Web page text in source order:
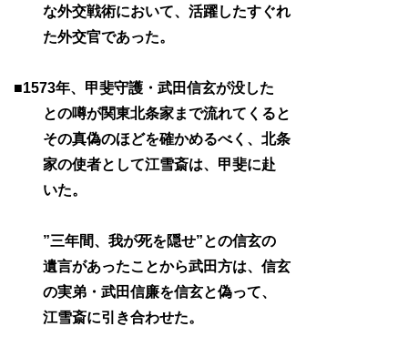
な外交戦術において、活躍したすぐれ
た外交官であった。
■1573年、甲斐守護・武田信玄が没した
との噂が関東北条家まで流れてくると
その真偽のほどを確かめるべく、北条
家の使者として江雪斎は、甲斐に赴
いた。
”三年間、我が死を隠せ”との信玄の
遺言があったことから武田方は、信玄
の実弟・武田信廉を信玄と偽って、
江雪斎に引き合わせた。